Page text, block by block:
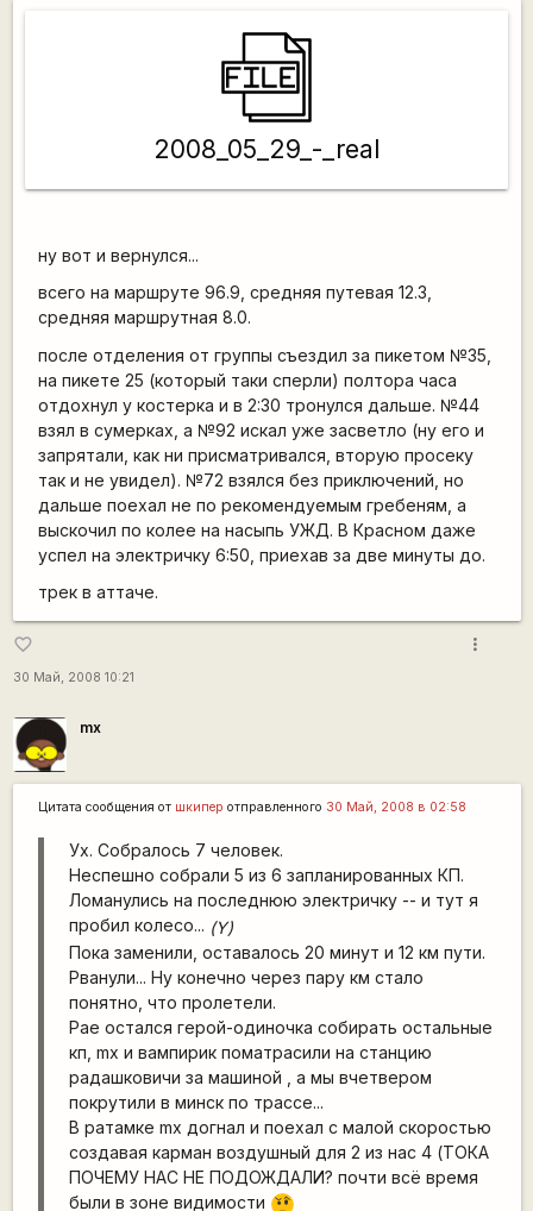
2008_05_29_-_real
ну вот и вернулся...
всего на маршруте 96.9, средняя путевая 12.3,
средняя маршрутная 8.0.
после отделения от группы съездил за пикетом №35,
на пикете 25 (который таки сперли) полтора часа
отдохнул у костерка и в 2:30 тронулся дальше. №44
взял в сумерках, а №92 искал уже засветло (ну его и
запрятали, как ни присматривался, вторую просеку
так и не увидел). №72 взялся без приключений, но
дальше поехал не по рекомендуемым гребеням, а
выскочил по колее на насыпь УЖД. В Красном даже
успел на электричку 6:50, приехав за две минуты до.
трек в аттаче.
favorite_border
30 Май, 2008 10:21
more_vert
mx
Цитата сообщения от шкипер отправленного 30 Май, 2008 в 02:58
Ух. Собралось 7 человек.
Неспешно собрали 5 из 6 запланированных КП.
Ломанулись на последнюю электричку -- и тут я
пробил колесо... (Y)
Пока заменили, оставалось 20 минут и 12 км пути.
Рванули... Ну конечно через пару км стало
понятно, что пролетели.
Рае остался герой-одиночка собирать остальные
кп, mx и вампирик поматрасили на станцию
радашковичи за машиной , а мы вчетвером
покрутили в минск по трассе...
В ратамке mx догнал и поехал с малой скоростью
создавая карман воздушный для 2 из нас 4 (ТОКА
ПОЧЕМУ НАС НЕ ПОДОЖДАЛИ? почти всё время
были в зоне видимости ???